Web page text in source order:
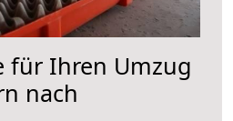
für Ihren Umzug
nach